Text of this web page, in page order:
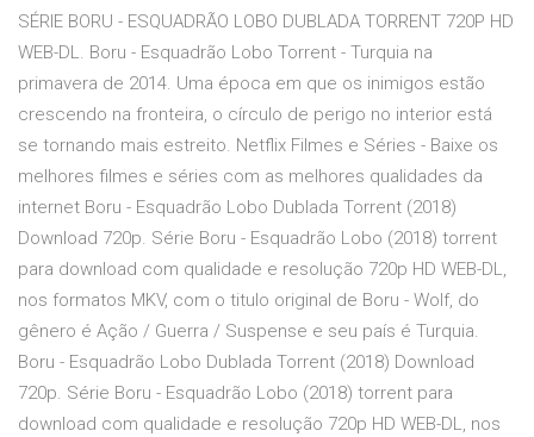
SÉRIE BORU - ESQUADRÃO LOBO DUBLADA TORRENT 720P HD
WEB-DL. Boru - Esquadrão Lobo Torrent - Turquia na
primavera de 2014. Uma época em que os inimigos estão
crescendo na fronteira, o círculo de perigo no interior está
se tornando mais estreito. Netflix Filmes e Séries - Baixe os
melhores filmes e séries com as melhores qualidades da
internet Boru - Esquadrão Lobo Dublada Torrent (2018)
Download 720p. Série Boru - Esquadrão Lobo (2018) torrent
para download com qualidade e resolução 720p HD WEB-DL,
nos formatos MKV, com o titulo original de Boru - Wolf, do
gênero é Ação / Guerra / Suspense e seu país é Turquia.
Boru - Esquadrão Lobo Dublada Torrent (2018) Download
720p. Série Boru - Esquadrão Lobo (2018) torrent para
download com qualidade e resolução 720p HD WEB-DL, nos